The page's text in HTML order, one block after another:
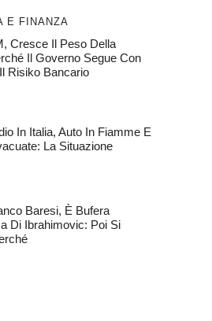
E FINANZA
Cresce Il Peso Della
Il Governo Segue Con
Risiko Bancario
In Italia, Auto In Fiamme E
La Situazione
Baresi, È Bufera
Di Ibrahimovic: Poi Si